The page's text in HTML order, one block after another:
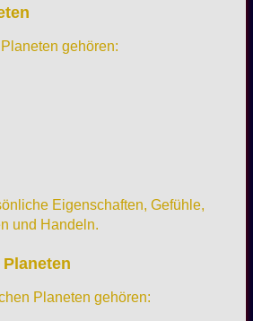
gehören:
Eigenschaften, Gefühle,
und Handeln.
Planeten gehören: